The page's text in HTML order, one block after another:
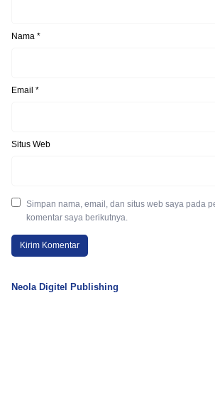
Nama *
Email *
Situs Web
Simpan nama, email, dan situs web saya pada
komentar saya berikutnya.
Neola Digitel Publishing